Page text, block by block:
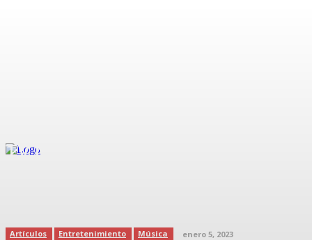
TV NOTAS dice que Poncho
Artículos Entretenimiento Música enero 5, 2023